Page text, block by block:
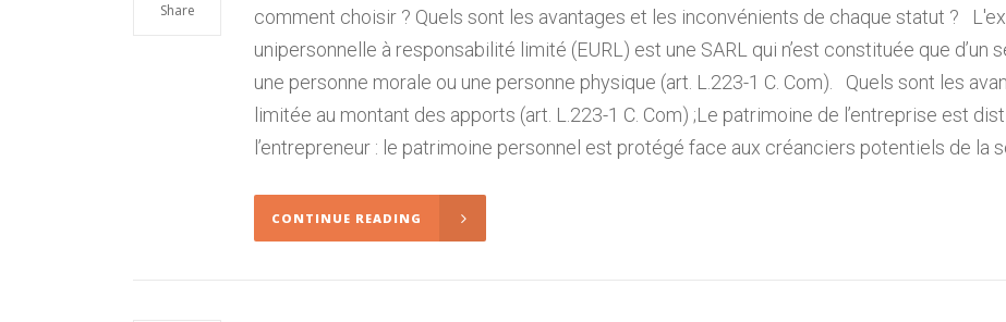
Share
comment choisir ? Quels sont les avantages et les inconvénients de chaque statut ?
unipersonnelle à responsabilité limité (EURL) est une SARL qui n’est constituée que d’un
une personne morale ou une personne physique (art. L.223-1 C. Com). Quels sont les
limitée au montant des apports (art. L.223-1 C. Com) ;Le patrimoine de l’entreprise est
l’entrepreneur : le patrimoine personnel est protégé face aux créanciers potentiels de la
CONTINUE READING